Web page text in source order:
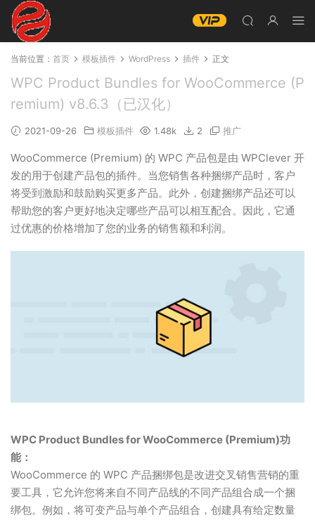
当前位置： 首页 模板插件 WordPress 插件 正文
WPC Product Bundles for WooCommerce (P
remium) v8.6.3（已汉化）
2021-09-26 模板插件 1.48k 2 推广
WooCommerce (Premium) 的 WPC 产品包是由 WPClever 开
发的用于创建产品包的插件。当您销售各种捆绑产品时，客户
将受到激励和鼓励购买更多产品。此外，创建捆绑产品还可以
帮助您的客户更好地决定哪些产品可以相互配合。因此，它通
过优惠的价格增加了您的业务的销售额和利润。
WPC Product Bundles for WooCommerce (Premium)功
能：
WooCommerce 的 WPC 产品捆绑包是改进交叉销售营销的重
要工具，它允许您将来自不同产品线的不同产品组合成一个捆
绑包。例如，将可变产品与单个产品组合，创建具有给定数量